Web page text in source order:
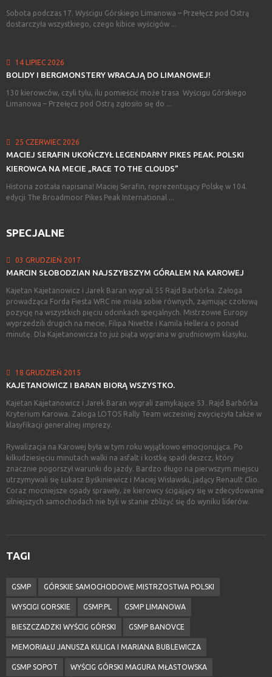
Sobota podczas 17. Wyścigu Górskiego Limanowa – Przełęcz pod Ostrą
dostarczyła wszystkiego, czego kibice wyścigów ...
14 LIPIEC 2026
BOLIDY I BERGMONSTERY WRACAJĄ DO LIMANOWEJ!
130 kierowców, czyli tylu, ilu pomieścić może trasa Wyścigu Górskiego
Limanowa – Przełęcz pod Ostrą zgłosiło się do ...
25 CZERWIEC 2026
MACIEJ SERAFIN UKOŃCZYŁ LEGENDARNY PIKES PEAK. POLSKI
KIEROWCA NA MECIE „RACE TO THE CLOUDS”
Historia została napisana! Maciej Serafin, reprezentujący Polskę w 104.
edycji The Broadmoor Pikes Peak International ...
SPECJALNE
03 GRUDZIEŃ 2017
MARCIN SŁOBODZIAN NAJSZYBSZYM GÓRALEM NA KAROWEJ
Kajetan Kajetanowicz i Jarek Baran wygrali 55 Rajd Barbórka. Załoga
prowadząca Forda Fiesta WRC nie miała sobie równych, zajmując czołową
pozycję na wszystkich pięciu odcinkach specjalnych. Mistrzowie Europy
wyprzedzili drugich na mecie, Filipa Nivette i Kamila Hellera o ponad
minutę. Dla Kajetanowicza to już piąta wygrana w grudniowym klasyku.
18 GRUDZIEŃ 2015
KAJETANOWICZ I BARAN BIORĄ WSZYSTKO.
Kajetan Kajetanowicz i Jarek Baran wygrali zamykające 53. Rajd Barbórka
Kryterium Karowa. Załoga LOTOS Rally Team wcześniej zwyciężyła także w
klasyfikacji generalnej imprezy.
Rywalizacja na Karowej była w tym roku wyjątkowo emocjonująca. Po
kilkudziesięciu minutach walki na asfalt i kostkę spadł deszcz, który
znacznie pogorszył warunki do jazdy. Bardzo długo na pierwszym miejscu
utrzymywali się Łukasz Byśkiniewicz i Maciej Wisławski, jadący Renault Clio.
Coraz mocniejsze opady sprawiły, że kierowcy ścigający się w zdecydowanie
silniejszych samochodach nie byli w stanie zbliżyć się do wyniku liderów.
TAGI
GSMP GÓRSKIE SAMOCHODOWE MISTRZOSTWA POLSKI
WYSCIGI GORSKIE GSMP.PL GSMP LIMANOWA
BIESZCZADZKI WYŚCIG GÓRSKI GSMP BANOVCE
MEMORIAŁU JANUSZA KULIGA I MARIANA BUBLEWICZA
GSMP SOPOT WYŚCIG GÓRSKI MAGURA MŁASTOWSKA